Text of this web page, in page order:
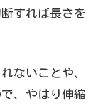
すれば長さを
ないことや、
、やはり伸縮